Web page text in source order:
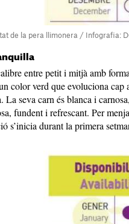
de la pera llimonera / Infografia:
entre petit i mitjà amb
color verd que evoluciona cap
La seva carn és blanca i
fundent i refrescant. Per
s’inicia durant la primera